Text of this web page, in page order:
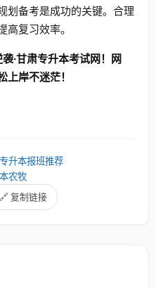
划备考是成功的关键。合理
复习效率。
·甘肃专升本考试网！网
岸不迷茫！
升本报班推荐
农牧
🔗 复制链接